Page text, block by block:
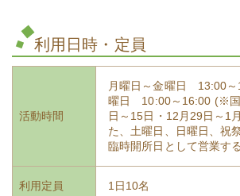
利用日時・定員
活動時間
月曜日～金曜日 13:00
曜日 10:00～16:00 (※国
日～15日・12月29日～1
た、土曜日、日曜日、祝
臨時開所日として営業す
利用定員 1日10名